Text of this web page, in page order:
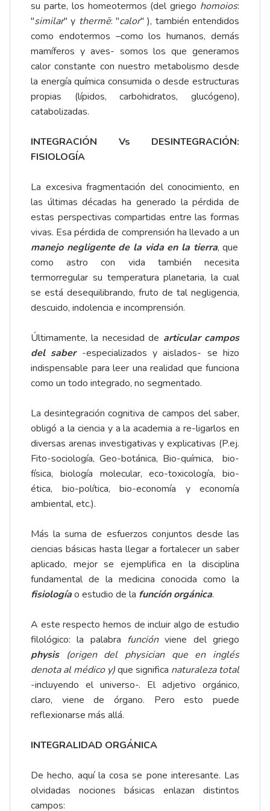
su parte, los homeotermos (del griego homoios:
"similar" y thermē: "calor" ), también entendidos
como endotermos –como los humanos, demás
mamíferos y aves- somos los que generamos
calor constante con nuestro metabolismo desde
la energía química consumida o desde estructuras
propias (lípidos, carbohidratos, glucógeno),
catabolizadas.
INTEGRACIÓN Vs DESINTEGRACIÓN:
FISIOLOGÍA
La excesiva fragmentación del conocimiento, en
las últimas décadas ha generado la pérdida de
estas perspectivas compartidas entre las formas
vivas. Esa pérdida de comprensión ha llevado a un
manejo negligente de la vida en la tierra, que
como astro con vida también necesita
termorregular su temperatura planetaria, la cual
se está desequilibrando, fruto de tal negligencia,
descuido, indolencia e incomprensión.
Últimamente, la necesidad de articular campos
del saber-especializados y aislados- se hizo
indispensable para leer una realidad que funciona
como un todo integrado, no segmentado.
La desintegración cognitiva de campos del saber,
obligó a la ciencia y a la academia a re-ligarlos en
diversas arenas investigativas y explicativas (P.ej.
Fito-sociología, Geo-botánica, Bio-química, bio-
física, biología molecular, eco-toxicología, bio-
ética, bio-política, bio-economía y economía
ambiental, etc.).
Más la suma de esfuerzos conjuntos desde las
ciencias básicas hasta llegar a fortalecer un saber
aplicado, mejor se ejemplifica en la disciplina
fundamental de la medicina conocida como la
fisiologíao estudio de la función orgánica.
A este respecto hemos de incluir algo de estudio
filológico: la palabra funciónviene del griego
physis(origen del physician que en inglés
denota al médico y)que significa naturaleza total
-incluyendo el universo-. El adjetivo orgánico,
claro, viene de órgano. Pero esto puede
reflexionarse más allá.
INTEGRALIDAD ORGÁNICA
De hecho, aquí la cosa se pone interesante. Las
olvidadas nociones básicas enlazan distintos
campos: